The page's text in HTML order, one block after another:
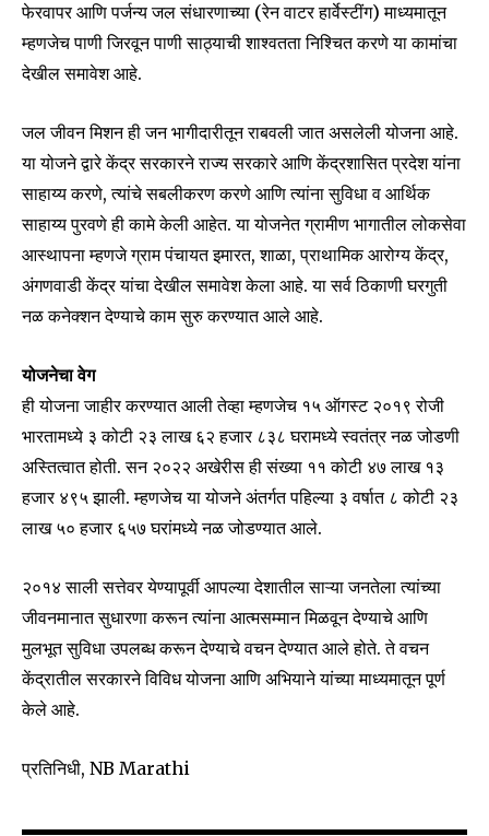
SUBSCRIBERS and be part of the
conversation.
To subscribe, simply enter your email address on our website
or click the subscribe button below. Don't worry, we respect
your privacy and won't spam your inbox. Your information is
safe with us.
SUBSCRIBE
I've read and accept the
Fans Followers Followers
फेरवापर आणि पर्जन्य जल संधारणाच्या (रेन वाटर हार्वेस्टींग) माध्यमातून
म्हणजेच पाणी जिरवून पाणी साठ्याची शाश्वतता निश्चित करणे या कामांचा
देखील समावेश आहे.
जल जीवन मिशन ही जन भागीदारीतून राबवली जात असलेली योजना आहे.
या योजने द्वारे केंद्र सरकारने राज्य सरकारे आणि केंद्रशासित प्रदेश यांना
साहाय्य करणे, त्यांचे सबलीकरण करणे आणि त्यांना सुविधा व आर्थिक
साहाय्य पुरवणे ही कामे केली आहेत. या योजनेत ग्रामीण भागातील लोकसेवा
आस्थापना म्हणजे ग्राम पंचायत इमारत, शाळा, प्राथामिक आरोग्य केंद्र,
अंगणवाडी केंद्र यांचा देखील समावेश केला आहे. या सर्व ठिकाणी घरगुती
नळ कनेक्शन देण्याचे काम सुरु करण्यात आले आहे.
योजनेचा वेग
ही योजना जाहीर करण्यात आली तेव्हा म्हणजेच १५ ऑगस्ट २०१९ रोजी
भारतामध्ये ३ कोटी २३ लाख ६२ हजार ८३८ घरामध्ये स्वतंत्र नळ जोडणी
अस्तित्वात होती. सन २०२२ अखेरीस ही संख्या ११ कोटी ४७ लाख १३
हजार ४९५ झाली. म्हणजेच या योजने अंतर्गत पहिल्या ३ वर्षात ८ कोटी २३
लाख ५० हजार ६५७ घरांमध्ये नळ जोडण्यात आले.
२०१४ साली सत्तेवर येण्यापूर्वी आपल्या देशातील साऱ्या जनतेला त्यांच्या
जीवनमानात सुधारणा करून त्यांना आत्मसम्मान मिळवून देण्याचे आणि
मुलभूत सुविधा उपलब्ध करून देण्याचे वचन देण्यात आले होते. ते वचन
केंद्रातील सरकारने विविध योजना आणि अभियाने यांच्या माध्यमातून पूर्ण
केले आहे.
प्रतिनिधी, NB Marathi